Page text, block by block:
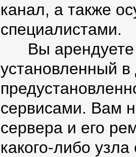
канал, а также
специалистами.
Вы арендуете
установленный
сервисами. Вам
сервера и его
какого-либо